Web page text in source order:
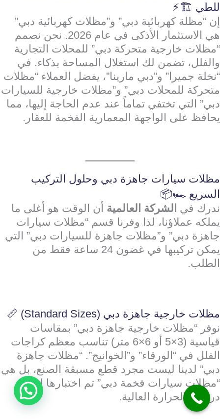
للطي 🏗️⚡
إن “مظلة كهربائية دبي” و”مظلات كهربائية دبي”
هي الاستثمار الأذكى في عام 2026. نحن نصمم
“مظلات خارجية متحركة دبي” للمحلات التجارية
والفلل، تضمن لك استغلال المساحة بذكاء. في
“نخلة جميرا” و”دبي مارينا”، يفضل العملاء “مظلات
متحركة للمحلات دبي” و”مظلات خارجية للسيارات
دبي” التي تختفي تماماً عند عدم الحاجة إليها، مما
يحافظ على الواجهة المعمارية الفخمة للعقار.
مظلات سيارات جاهزة دبي وحلول التركيب
السريع 🏎️📦
ندرك في الشركة العالمية أن الوقت هو أغلى ما
يملكه عملاؤنا، لذا وفرنا قسم “مظلات سيارات
جاهزة دبي” و”مظلات جاهزة للسيارات دبي” التي
يمكن تركيبها في غضون 24 ساعة فقط من
الطلب.
مظلات خارجية جاهزة دبي (Standard Sizes) 📏
نوفر “مظلات خارجية جاهزة دبي” بمقاسات
قياسية (3×5 أو 6×6 متر) تناسب معظم كراجات
الفلل في “الورقاء” و”الخوانيج”. “مظلات جاهزة
دبي” لدينا ليست مجرد قطع مسبقة الصنع، بل هي
“مظلات سيارات فخمة دبي” تم اختبارها لتحمل
درجات الحرارة العالية.